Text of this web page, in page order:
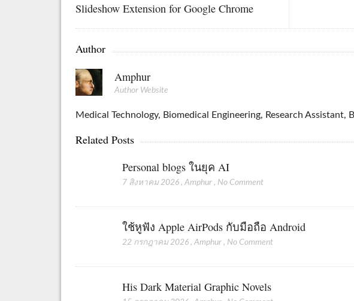
Slideshow Extension for Google Chrome
Author
Amphur
Author Website
Medical Technology, Biomedical Engineering, Research Assistant,
Related Posts
Personal blogs ในยุค AI
7 สิงหาคม 2026 ,Amphur , No Comment
ใช้หูฟัง Apple AirPods กับมือถือ Android
22 กรกฎาคม 2026 ,Amphur , No Comment
His Dark Material Graphic Novels